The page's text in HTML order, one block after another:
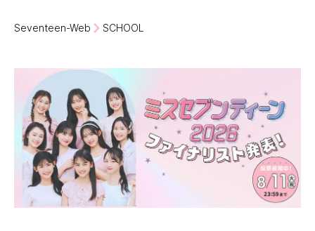
Seventeen-Web SCHOOL